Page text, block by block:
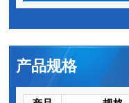
产品规格